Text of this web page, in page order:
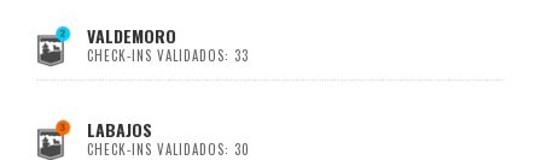
VALDEMORO
CHECK-INS VALIDADOS: 33
LABAJOS
CHECK-INS VALIDADOS: 30